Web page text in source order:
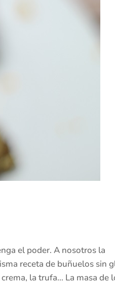
el poder. A nosotros la
receta de buñuelos sin
la trufa… La masa de